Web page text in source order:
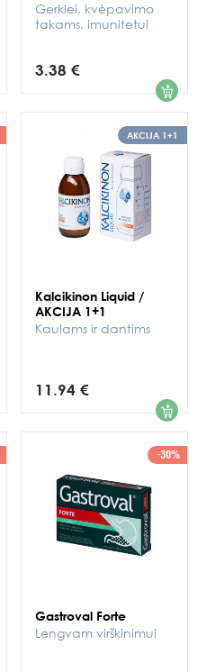
Gerklei, kvėpavimo
takams, imunitetui
3.38 € 1
AKCIJA 1+1
Kalcikinon Liquid /
AKCIJA 1+1
Kaulams ir dantims
11.94 € 1
-30%
Gastroval Forte
Lengvam virškinimui